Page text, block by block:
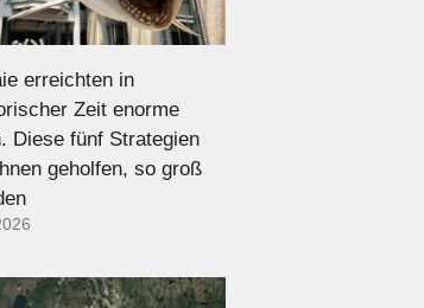
erreichten in
Zeit enorme
Diese fünf Strategien
geholfen, so groß